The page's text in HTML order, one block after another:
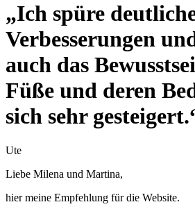
„Ich spüre
Verbesserungen
auch das
Füße und deren
sich sehr
Ute
Liebe Milena und Martina,
hier meine Empfehlung für die Website.